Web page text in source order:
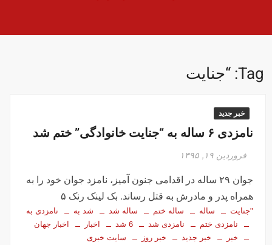
Tag: “جنایت
خبر جدید
نامزدی ۶ ساله به “جنایت خانوادگی” ختم شد
فروردین ۱۹, ۱۳۹۵
جوان ۲۹ ساله‌ در اقدامی جنون آمیز، نامزد جوان خود را به
همراه پدر و مادرش به قتل رساند. بک لینک رنک ۵
"جنایت ساله ساله ختم ساله شد شد به
نامزدی به
نامزدی ختم
نامزدی شد 6 شد اخبار
اخبار جهان
خبر
خبر جدید خبر روز سایت خبری